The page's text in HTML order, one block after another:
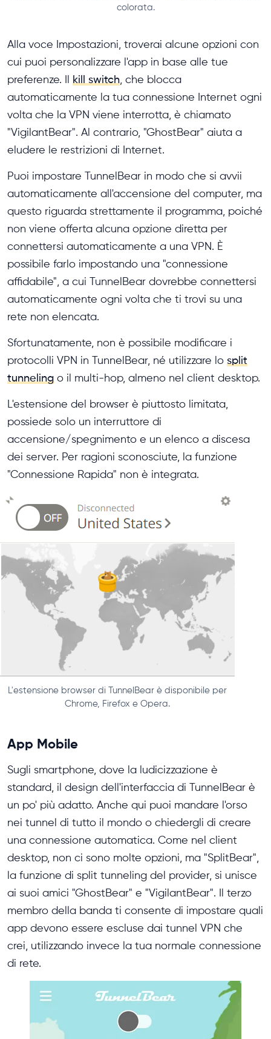
colorata.
Alla voce Impostazioni, troverai alcune opzioni con
cui puoi personalizzare l'app in base alle tue
preferenze. Il kill switch, che blocca
automaticamente la tua connessione Internet ogni
volta che la VPN viene interrotta, è chiamato
"VigilantBear". Al contrario, "GhostBear" aiuta a
eludere le restrizioni di Internet.
Puoi impostare TunnelBear in modo che si avvii
automaticamente all'accensione del computer, ma
questo riguarda strettamente il programma, poiché
non viene offerta alcuna opzione diretta per
connettersi automaticamente a una VPN. È
possibile farlo impostando una "connessione
affidabile", a cui TunnelBear dovrebbe connettersi
automaticamente ogni volta che ti trovi su una
rete non elencata.
Sfortunatamente, non è possibile modificare i
protocolli VPN in TunnelBear, né utilizzare lo split
tunneling o il multi-hop, almeno nel client desktop.
L'estensione del browser è piuttosto limitata,
possiede solo un interruttore di
accensione/spegnimento e un elenco a discesa
dei server. Per ragioni sconosciute, la funzione
"Connessione Rapida" non è integrata.
L'estensione browser di TunnelBear è disponibile per
Chrome, Firefox e Opera.
App Mobile
Sugli smartphone, dove la ludicizzazione è
standard, il design dell'interfaccia di TunnelBear è
un po' più adatto. Anche qui puoi mandare l'orso
nei tunnel di tutto il mondo o chiedergli di creare
una connessione automatica. Come nel client
desktop, non ci sono molte opzioni, ma "SplitBear",
la funzione di split tunneling del provider, si unisce
ai suoi amici "GhostBear" e "VigilantBear". Il terzo
membro della banda ti consente di impostare quali
app devono essere escluse dai tunnel VPN che
crei, utilizzando invece la tua normale connessione
di rete.